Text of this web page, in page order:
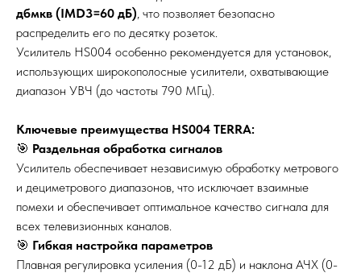
дбмкв (IMD3=60 дБ) , что позволяет безопасно
распределить его по десятку розеток.
Усилитель HS004 особенно рекомендуется для установок,
использующих широкополосные усилители, охватывающие
диапазон УВЧ (до частоты 790 МГц).
Ключевые преимущества HS004 TERRA:
🎯 Раздельная обработка сигналов
Усилитель обеспечивает независимую обработку метрового
и дециметрового диапазонов, что исключает взаимные
помехи и обеспечивает оптимальное качество сигнала для
всех телевизионных каналов.
🎯 Гибкая настройка параметров
Плавная регулировка усиления (0-12 дБ) и наклона АЧХ (0-